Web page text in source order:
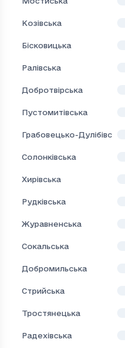
Козівська
Бісковицька
Ралівська
Добротвірська
Пустомитівська
Грабовецько-Дулібівська
Солонківська
Хирівська
Рудківська
Журавненська
Сокальська
Добромильська
Стрийська
Тростянецька
Радехівська